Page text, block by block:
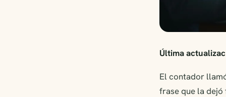
Última
El contador
frase que la dejó